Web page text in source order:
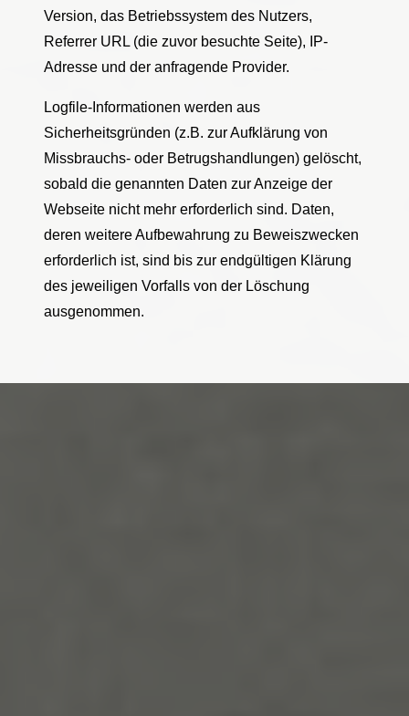
Version, das Betriebssystem des Nutzers,
Referrer URL (die zuvor besuchte Seite), IP-
Adresse und der anfragende Provider.
Logfile-Informationen werden aus
Sicherheitsgründen (z.B. zur Aufklärung von
Missbrauchs- oder Betrugshandlungen) gelöscht,
sobald die genannten Daten zur Anzeige der
Webseite nicht mehr erforderlich sind. Daten,
deren weitere Aufbewahrung zu Beweiszwecken
erforderlich ist, sind bis zur endgültigen Klärung
des jeweiligen Vorfalls von der Löschung
ausgenommen.